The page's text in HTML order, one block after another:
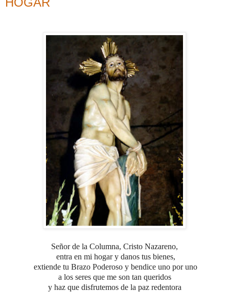
Señor de la Columna, Cristo Nazareno,
entra en mi hogar y danos tus bienes,
extiende tu Brazo Poderoso y bendice uno por uno
a los seres que me son tan queridos
y haz que disfrutemos de la paz redentora